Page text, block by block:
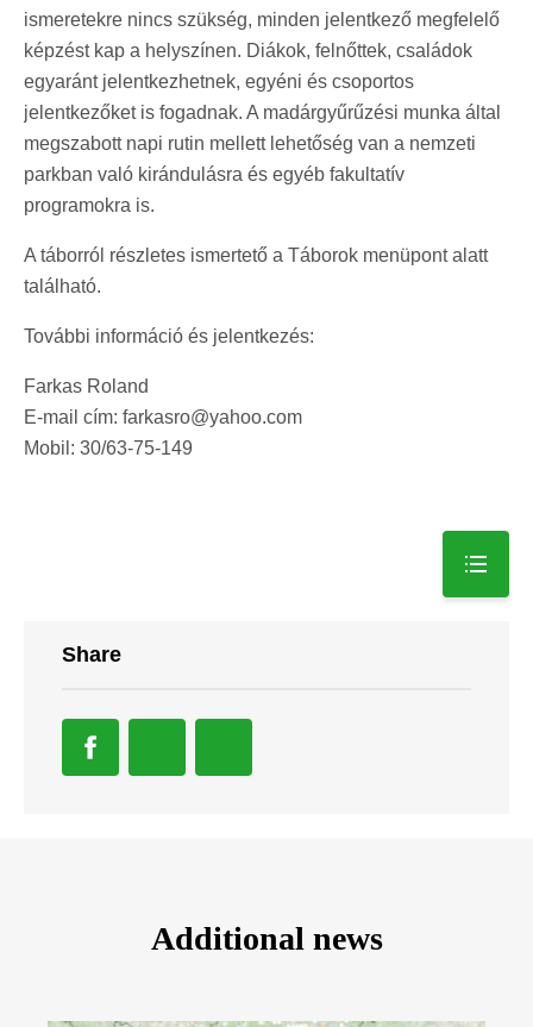
ismeretekre nincs szükség, minden jelentkező megfelelő
képzést kap a helyszínen. Diákok, felnőttek, családok
egyaránt jelentkezhetnek, egyéni és csoportos
jelentkezőket is fogadnak. A madárgyűrűzési munka által
megszabott napi rutin mellett lehetőség van a nemzeti
parkban való kirándulásra és egyéb fakultatív
programokra is.
A táborról részletes ismertető a Táborok menüpont alatt
található.
További információ és jelentkezés:
Farkas Roland
E-mail cím: farkasro@yahoo.com
Mobil: 30/63-75-149
Share
Additional news